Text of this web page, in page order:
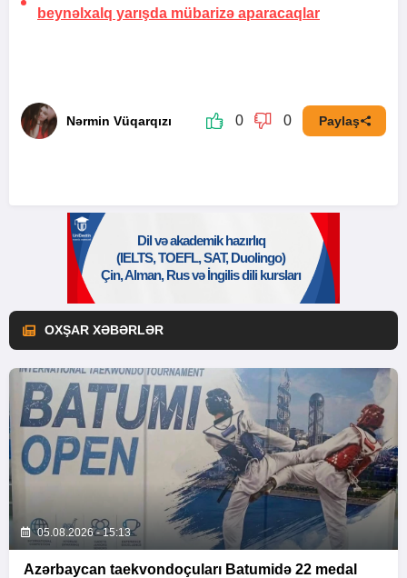
beynəlxalq yarışda mübarizə aparacaqlar
Nərmin Vüqarqızı 0 0 Paylaş
OXŞAR XƏBƏRLƏR
05.08.2026 - 15:13
Azərbaycan taekvondoçuları Batumidə 22 medal